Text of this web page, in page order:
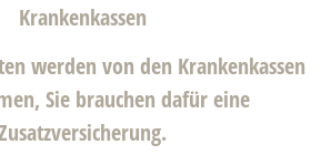
Krankenkassen
werden von den Krankenkassen
Sie brauchen dafür eine